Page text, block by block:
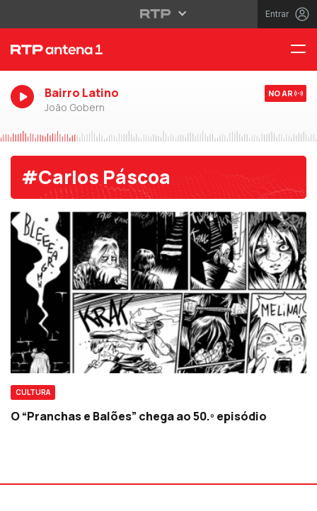
Entrar
Bairro Latino
João Gobern
NO AR
#Carlos Páscoa
CULTURA
O “Pranchas e Balões” chega ao 50.º episódio